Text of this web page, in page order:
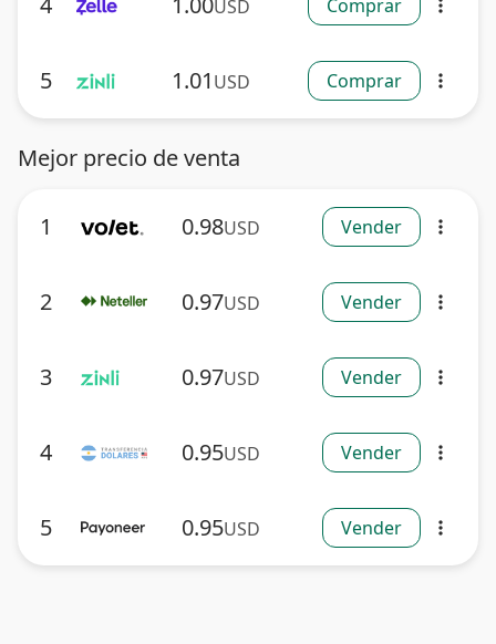
USD Comprar more_vert
5 1.01 USD Comprar more_vert
Mejor precio de venta
1 0.98USD Vender more_vert
2 0.97USD Vender more_vert
3 0.97USD Vender more_vert
4 0.95USD Vender more_vert
5 0.95USD Vender more_vert